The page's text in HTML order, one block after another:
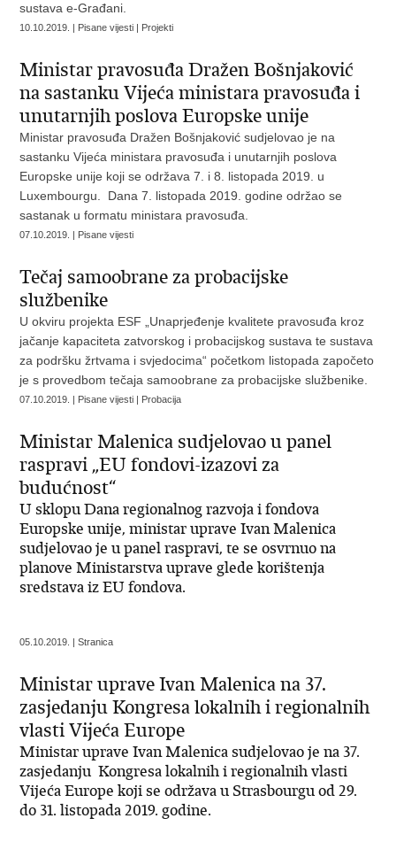
sustava e-Građani.
10.10.2019. | Pisane vijesti | Projekti
Ministar pravosuđa Dražen Bošnjaković
na sastanku Vijeća ministara pravosuđa i
unutarnjih poslova Europske unije
Ministar pravosuđa Dražen Bošnjaković sudjelovao je na
sastanku Vijeća ministara pravosuđa i unutarnjih poslova
Europske unije koji se održava 7. i 8. listopada 2019. u
Luxembourgu. Dana 7. listopada 2019. godine održao se
sastanak u formatu ministara pravosuđa.
07.10.2019. | Pisane vijesti
Tečaj samoobrane za probacijske
službenike
U okviru projekta ESF „Unaprjeđenje kvalitete pravosuđa kroz
jačanje kapaciteta zatvorskog i probacijskog sustava te sustava
za podršku žrtvama i svjedocima“ početkom listopada započeto
je s provedbom tečaja samoobrane za probacijske službenike.
07.10.2019. | Pisane vijesti | Probacija
Ministar Malenica sudjelovao u panel
raspravi „EU fondovi-izazovi za
budućnost“
U sklopu Dana regionalnog razvoja i fondova
Europske unije, ministar uprave Ivan Malenica
sudjelovao je u panel raspravi, te se osvrnuo na
planove Ministarstva uprave glede korištenja
sredstava iz EU fondova.
05.10.2019. | Stranica
Ministar uprave Ivan Malenica na 37.
zasjedanju Kongresa lokalnih i regionalnih
vlasti Vijeća Europe
Ministar uprave Ivan Malenica sudjelovao je na 37.
zasjedanju Kongresa lokalnih i regionalnih vlasti
Vijeća Europe koji se održava u Strasbourgu od 29.
do 31. listopada 2019. godine.